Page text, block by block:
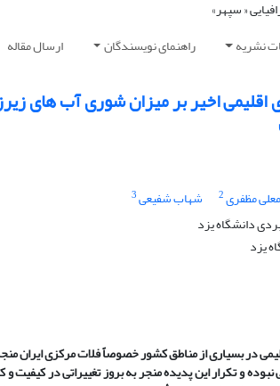
نشریه راهنمای نویسندگان ارسال مقاله
اخیر بر میزان شوری آب های
مظفری2 شهاب شفیعی3
دانشگاه یزد
یزد
در بسیاری از مناطق کشور خصوصاً فلات مرکزی
نبوده و تکرار این پدیده منجر به بروز تغییراتی در